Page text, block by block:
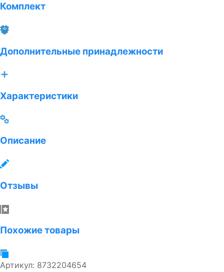
Комплект
Дополнительные принадлежности
Характеристики
Описание
Отзывы
Похожие товары
Артикул: 8732204654